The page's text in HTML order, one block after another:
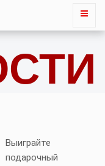
Выиграйте
подарочный